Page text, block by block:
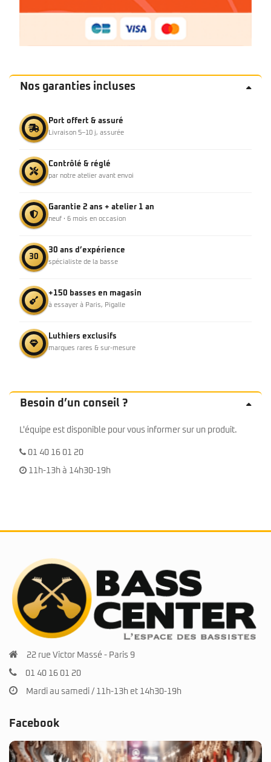
Nos garanties incluses
Port offert & assuré
Livraison 5–10 j, assurée
Contrôlé & réglé
par notre atelier avant envoi
Garantie 2 ans + atelier 1 an
neuf · 6 mois en occasion
30
30 ans d’expérience
spécialiste de la basse
+150 basses en magasin
à essayer à Paris, Pigalle
Luthiers exclusifs
marques rares & sur-mesure
Besoin d’un conseil ?
L'équipe est disponible pour vous informer sur un produit.
01 40 16 01 20
11h-13h à 14h30-19h
22 rue Victor Massé - Paris 9
01 40 16 01 20
Mardi au samedi / 11h-13h et 14h30-19h
Facebook